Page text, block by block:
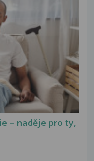
– naděje pro ty,